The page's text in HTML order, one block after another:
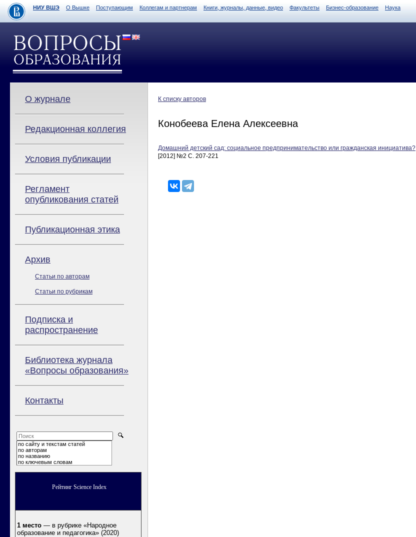
НИУ ВШЭ О Вышке Поступающим Коллегам и партнерам Книги, журналы, данные, видео Факультеты Бизнес-образование Наука
О журнале
Редакционная коллегия
Условия публикации
Регламент
опубликования статей
Публикационная этика
Архив
Статьи по авторам
Статьи по рубрикам
Подписка и
распространение
Библиотека журнала
«Вопросы образования»
Контакты
по сайту и текстам статей
по авторам
по названию
по ключевым словам
Рейтинг Science Index
1 место — в рубрике «Народное
образование и педагогика» (2020)
К списку авторов
Конобеева Елена Алексеевна
Домашний детский сад: социальное предпринимательство или гражданская инициатива?
[2012] №2 С. 207-221